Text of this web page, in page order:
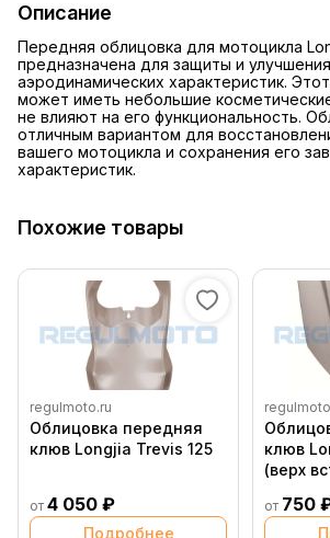
Описание
Передняя облицовка для мотоцикла
предназначена для защиты и улучшения
аэродинамических характеристик.
может иметь небольшие
не влияют на его функциональность.
отличным вариантом для
вашего мотоцикла и сохранения его
характеристик.
Похожие товары
regulmoto.ru
Облицовка передняя
клюв Longjia Trevis 125
от 4 050 ₽
Подробнее
клюв
(верх
от 750